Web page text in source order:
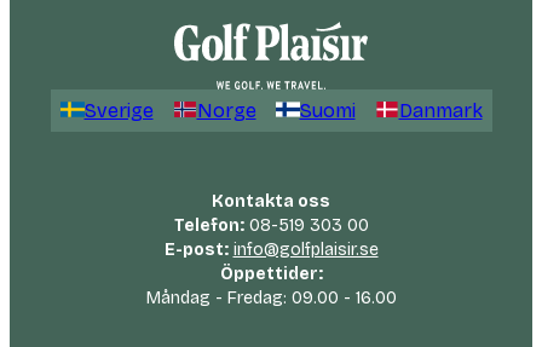
Sverige Norge Suomi Danmark
Kontakta oss
Telefon:08-519 303 00
E-post: info@golfplaisir.se
Öppettider:
Måndag - Fredag: 09.00 - 16.00